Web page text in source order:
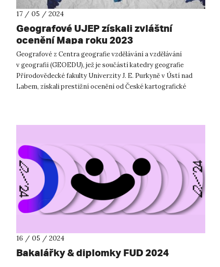
17 / 05 / 2024
Geografové UJEP získali zvláštní
ocenění Mapa roku 2023
Geografové z Centra geografie vzdělávání a vzdělávání
v geografii (GEOEDU), jež je součástí katedry geografie
Přírodovědecké fakulty Univerzity J. E. Purkyně v Ústí nad
Labem, získali prestižní ocenění od České kartografické
16 / 05 / 2024
Bakalářky & diplomky FUD 2024